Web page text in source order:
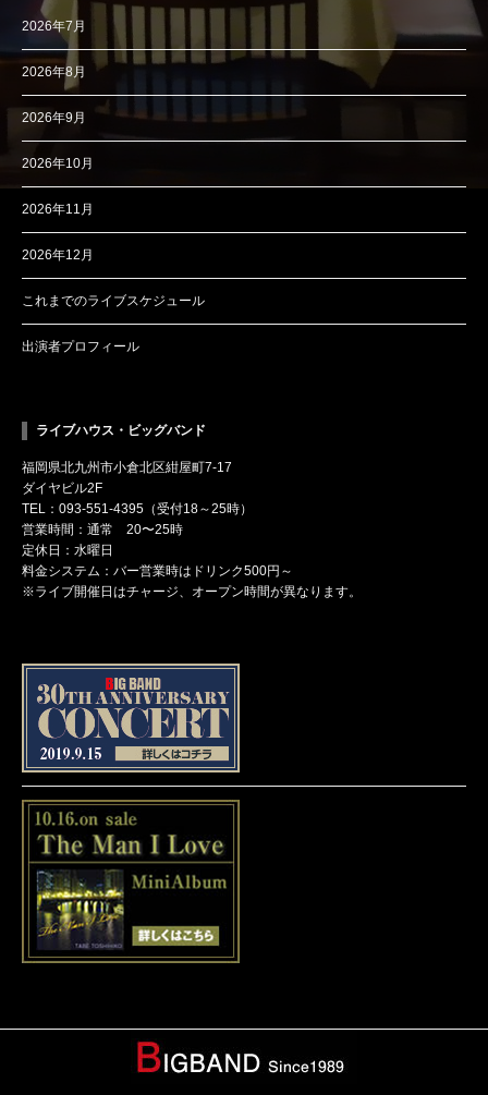
2026年7月
2026年8月
2026年9月
2026年10月
2026年11月
2026年12月
これまでのライブスケジュール
出演者プロフィール
ライブハウス・ビッグバンド
福岡県北九州市小倉北区紺屋町7-17
ダイヤビル2F
TEL：093-551-4395（受付18～25時）
営業時間：通常 20〜25時
定休日：水曜日
料金システム：バー営業時はドリンク500円～
※ライブ開催日はチャージ、オープン時間が異なります。